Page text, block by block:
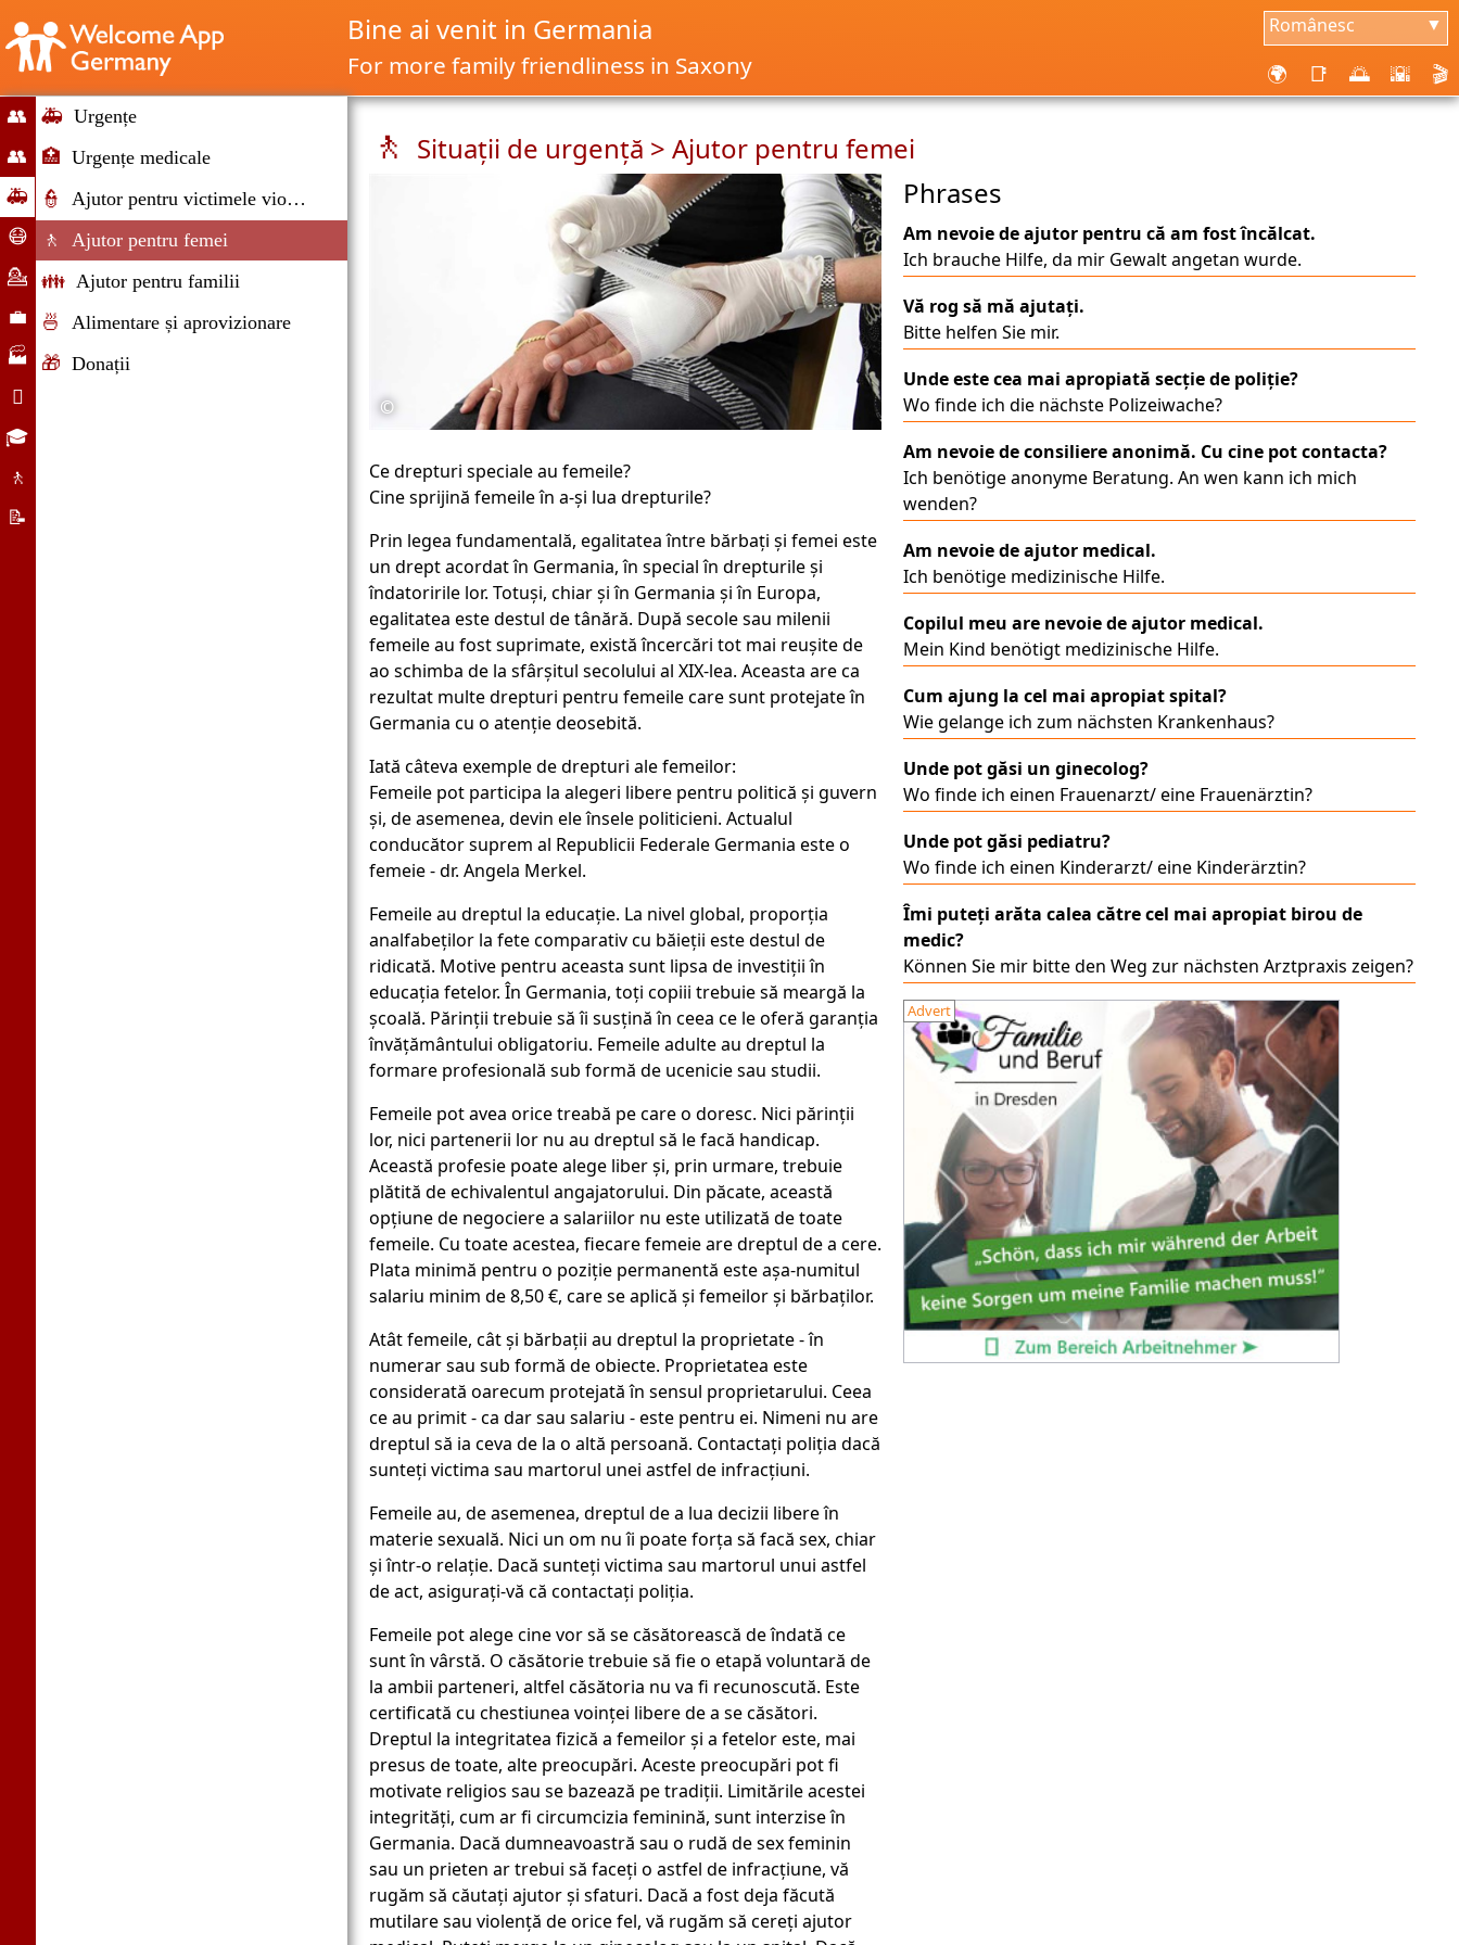
Românesc ▼
Bine ai venit in Germania
For more family friendliness in Saxony 🌍 📑 🌅 🌇 🎬
👥
Home
👥
Migrație
și
imigrație
🚑
Situaţii
de
urgenţă
😷
Ajutor
💁
Consiliere
💼
Piaţa
de
muncă
🏭
Companii

Viaţa
🎓
Oportunităţile
educaţionale
🚶
Sistemul
📝
🚑 Urgențe
🏥 Urgențe medicale
👮
Ajutor pentru victimele violenței
🚶
Ajutor pentru femei
👪 Ajutor pentru familii
🍜
Alimentare și aprovizionare
🎁 Donații
🚶 Situaţii de urgenţă > Ajutor pentru femei
©
Ce drepturi speciale au femeile?
Cine sprijină femeile în a-și lua drepturile?
Prin legea fundamentală, egalitatea între bărbați și femei este
un drept acordat în Germania, în special în drepturile și
îndatoririle lor. Totuși, chiar și în Germania și în Europa,
egalitatea este destul de tânără. După secole sau milenii
femeile au fost suprimate, există încercări tot mai reușite de
ao schimba de la sfârșitul secolului al XIX-lea. Aceasta are ca
rezultat multe drepturi pentru femeile care sunt protejate în
Germania cu o atenție deosebită.
Iată câteva exemple de drepturi ale femeilor:
Femeile pot participa la alegeri libere pentru politică și guvern
și, de asemenea, devin ele însele politicieni. Actualul
conducător suprem al Republicii Federale Germania este o
femeie - dr. Angela Merkel.
Femeile au dreptul la educație. La nivel global, proporția
analfabeților la fete comparativ cu băieții este destul de
ridicată. Motive pentru aceasta sunt lipsa de investiții în
educația fetelor. În Germania, toți copiii trebuie să meargă la
școală. Părinții trebuie să îi susțină în ceea ce le oferă garanția
învățământului obligatoriu. Femeile adulte au dreptul la
formare profesională sub formă de ucenicie sau studii.
Femeile pot avea orice treabă pe care o doresc. Nici părinții
lor, nici partenerii lor nu au dreptul să le facă handicap.
Această profesie poate alege liber și, prin urmare, trebuie
plătită de echivalentul angajatorului. Din păcate, această
opțiune de negociere a salariilor nu este utilizată de toate
femeile. Cu toate acestea, fiecare femeie are dreptul de a cere.
Plata minimă pentru o poziție permanentă este așa-numitul
salariu minim de 8,50 €, care se aplică și femeilor și bărbaților.
Atât femeile, cât și bărbații au dreptul la proprietate - în
numerar sau sub formă de obiecte. Proprietatea este
considerată oarecum protejată în sensul proprietarului. Ceea
ce au primit - ca dar sau salariu - este pentru ei. Nimeni nu are
dreptul să ia ceva de la o altă persoană. Contactați poliția dacă
sunteți victima sau martorul unei astfel de infracțiuni.
Femeile au, de asemenea, dreptul de a lua decizii libere în
materie sexuală. Nici un om nu îi poate forța să facă sex, chiar
și într-o relație. Dacă sunteți victima sau martorul unui astfel
de act, asigurați-vă că contactați poliția.
Femeile pot alege cine vor să se căsătorească de îndată ce
sunt în vârstă. O căsătorie trebuie să fie o etapă voluntară de
la ambii parteneri, altfel căsătoria nu va fi recunoscută. Este
certificată cu chestiunea voinței libere de a se căsători.
Dreptul la integritatea fizică a femeilor și a fetelor este, mai
presus de toate, alte preocupări. Aceste preocupări pot fi
motivate religios sau se bazează pe tradiții. Limitările acestei
integrități, cum ar fi circumcizia feminină, sunt interzise în
Germania. Dacă dumneavoastră sau o rudă de sex feminin
sau un prieten ar trebui să faceți o astfel de infracțiune, vă
rugăm să căutați ajutor și sfaturi. Dacă a fost deja făcută
mutilare sau violență de orice fel, vă rugăm să cereți ajutor
Phrases
Am nevoie de ajutor pentru că am fost încălcat.
Ich brauche Hilfe, da mir Gewalt angetan wurde.
Vă rog să mă ajutați.
Bitte helfen Sie mir.
Unde este cea mai apropiată secţie de poliție?
Wo finde ich die nächste Polizeiwache?
Am nevoie de consiliere anonimă. Cu cine pot contacta?
Ich benötige anonyme Beratung. An wen kann ich mich
wenden?
Am nevoie de ajutor medical.
Ich benötige medizinische Hilfe.
Copilul meu are nevoie de ajutor medical.
Mein Kind benötigt medizinische Hilfe.
Cum ajung la cel mai apropiat spital?
Wie gelange ich zum nächsten Krankenhaus?
Unde pot găsi un ginecolog?
Wo finde ich einen Frauenarzt/ eine Frauenärztin?
Unde pot găsi pediatru?
Wo finde ich einen Kinderarzt/ eine Kinderärztin?
Îmi puteți arăta calea către cel mai apropiat birou de
medic?
Können Sie mir bitte den Weg zur nächsten Arztpraxis zeigen?
Advert